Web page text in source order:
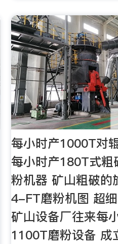
每小时产1000T对
每小时产180T式粗
粉机器 矿山粗破的
4-FT磨粉机图 超
矿山设备厂往来每
1100T磨粉设备 成